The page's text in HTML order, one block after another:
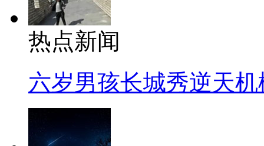
热点新闻
六岁男孩长城秀逆天机